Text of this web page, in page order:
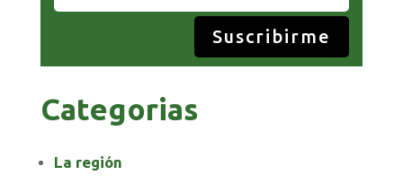
Suscribirme
Categorias
La región